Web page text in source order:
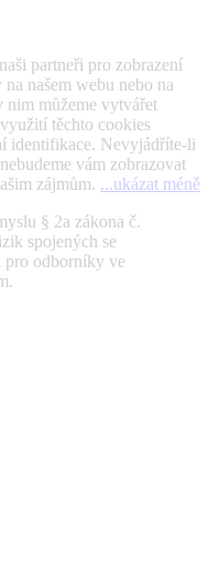
partneři pro zobrazení
našem webu nebo na
nim můžeme vytvářet
těchto cookies
identifikace. Nevyjádříte-li
vám zobrazovat
zájmům. ...ukázat méně
§ 2a zákona č.
spojených se
pro odborníky ve